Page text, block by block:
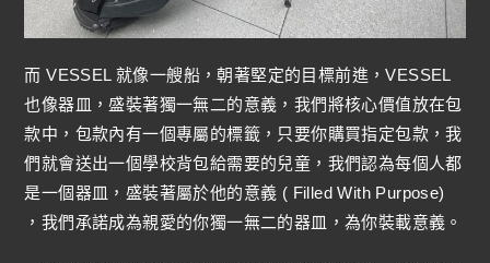
而 VESSEL 就像一艘船，朝著堅定的目標前進，VESSEL
也像器皿，盛裝著獨一無二的意義，我們將核心價值放在包
款中，包款內有一個專屬的標籤，只要你購買指定包款，我
們就會送出一個學校背包給需要的兒童，我們認為每個人都
是一個器皿，盛裝著屬於他的意義 ( Filled With Purpose)
，我們承諾成為親愛的你獨一無二的器皿，為你裝載意義。